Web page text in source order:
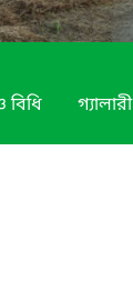
গ্যালারী